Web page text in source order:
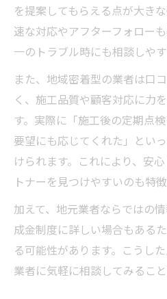
を提案してもらえる点が大き
速な対応やアフターフォロー
一のトラブル時にも相談しや
また、地域密着型の業者は口
く、施工品質や顧客対応に力
す。実際に「施工後の定期点
要望にも応じてくれた」とい
けられます。これにより、安
トナーを見つけやすいのも特徴
加えて、地元業者ならではの
成金制度に詳しい場合もある
る可能性があります。こうし
業者に気軽に相談してみるこ